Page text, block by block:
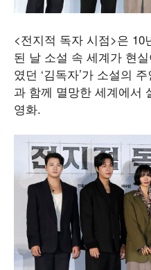
<전지적 독자 시점>은
된 날 소설 속 세계가 현
였던 ‘김독자’가 소설의
과 함께 멸망한 세계에서
영화.